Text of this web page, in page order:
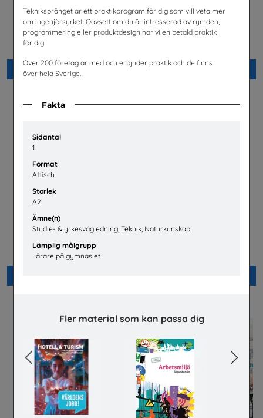
Fakta
Sidantal
1
Format
Affisch
Storlek
A2
Ämne(n)
Studie- & yrkesvägledning, Teknik, Naturkunskap
Lämplig målgrupp
Lärare på gymnasiet
Tekniksprånget är ett praktikprogram för dig som vill veta mer
om ingenjörsyrket. Oavsett om du är intresserad av rymden,
programmering eller produktdesign har vi en betald praktik
för dig.
Över 200 företag är med och erbjuder praktik och de finns
över hela Sverige.
Fler material som kan passa dig
Previous Next
Möjligheter med el- och
energiprogrammet
Installatörsföretagen Service i
Beställ 0kr
Lastbilschaufför-Ett
framtidsjobb
TYA
Snabbval - SYV studier
Snabbval - blandade avsändare